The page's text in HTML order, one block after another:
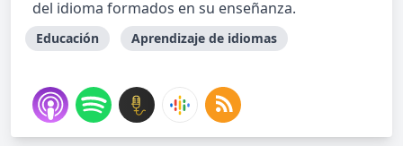
del idioma formados en su enseñanza.
Educación Aprendizaje de idiomas